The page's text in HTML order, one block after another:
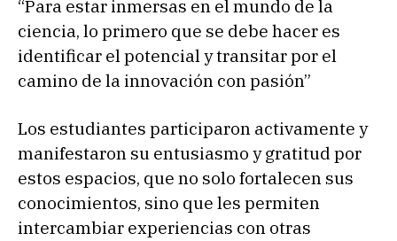
“Para estar inmersas en el mundo de la
ciencia, lo primero que se debe hacer es
identificar el potencial y transitar por el
camino de la innovación con pasión”
Los estudiantes participaron activamente y
manifestaron su entusiasmo y gratitud por
estos espacios, que no solo fortalecen sus
conocimientos, sino que les permiten
intercambiar experiencias con otras